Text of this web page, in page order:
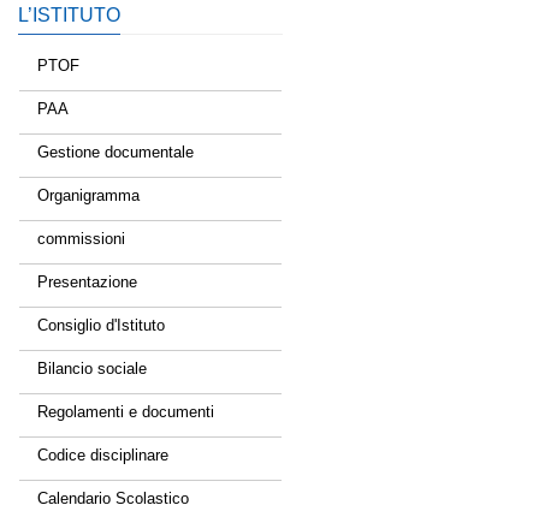
L’ISTITUTO
PTOF
PAA
Gestione documentale
Organigramma
commissioni
Presentazione
Consiglio d'Istituto
Bilancio sociale
Regolamenti e documenti
Codice disciplinare
Calendario Scolastico